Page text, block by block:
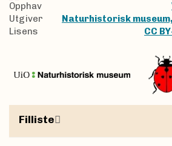
Opphav
Utgiver
Naturhistorisk
Lisens
CC
Filliste